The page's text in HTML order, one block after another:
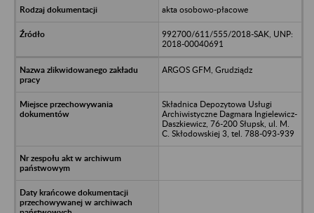
akta osobowo-płacowe
992700/611/555/2018-SAK, UNP:
2018-00040691
ARGOS GFM, Grudziądz
Składnica Depozytowa Usługi
Archiwistyczne Dagmara Ingielewicz-
Daszkiewicz, 76-200 Słupsk, ul. M.
C. Skłodowskiej 3, tel. 788-093-939